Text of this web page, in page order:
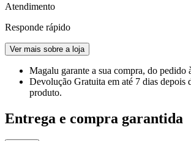
Atendimento
Responde rápido
Ver mais sobre a loja
Magalu garante a sua compra, do pedido
Devolução Gratuita em até 7 dias depois
produto.
Entrega e compra garantida